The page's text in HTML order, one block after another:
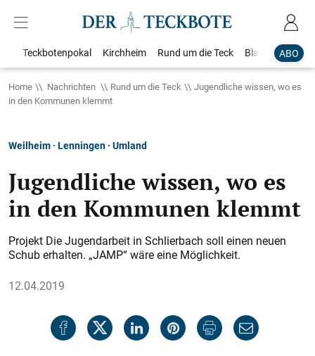
ABO
Teckbotenpokal Kirchheim Rund um die Teck Blaulicht
Home Nachrichten Rund um die Teck
Jugendliche wissen, wo es
in den Kommunen klemmt
Weilheim · Lenningen · Umland
Jugendliche wissen, wo es
in den Kommunen klemmt
Projekt Die Jugendarbeit in Schlierbach soll einen neuen
Schub erhalten. „JAMP“ wäre eine Möglichkeit.
12.04.2019